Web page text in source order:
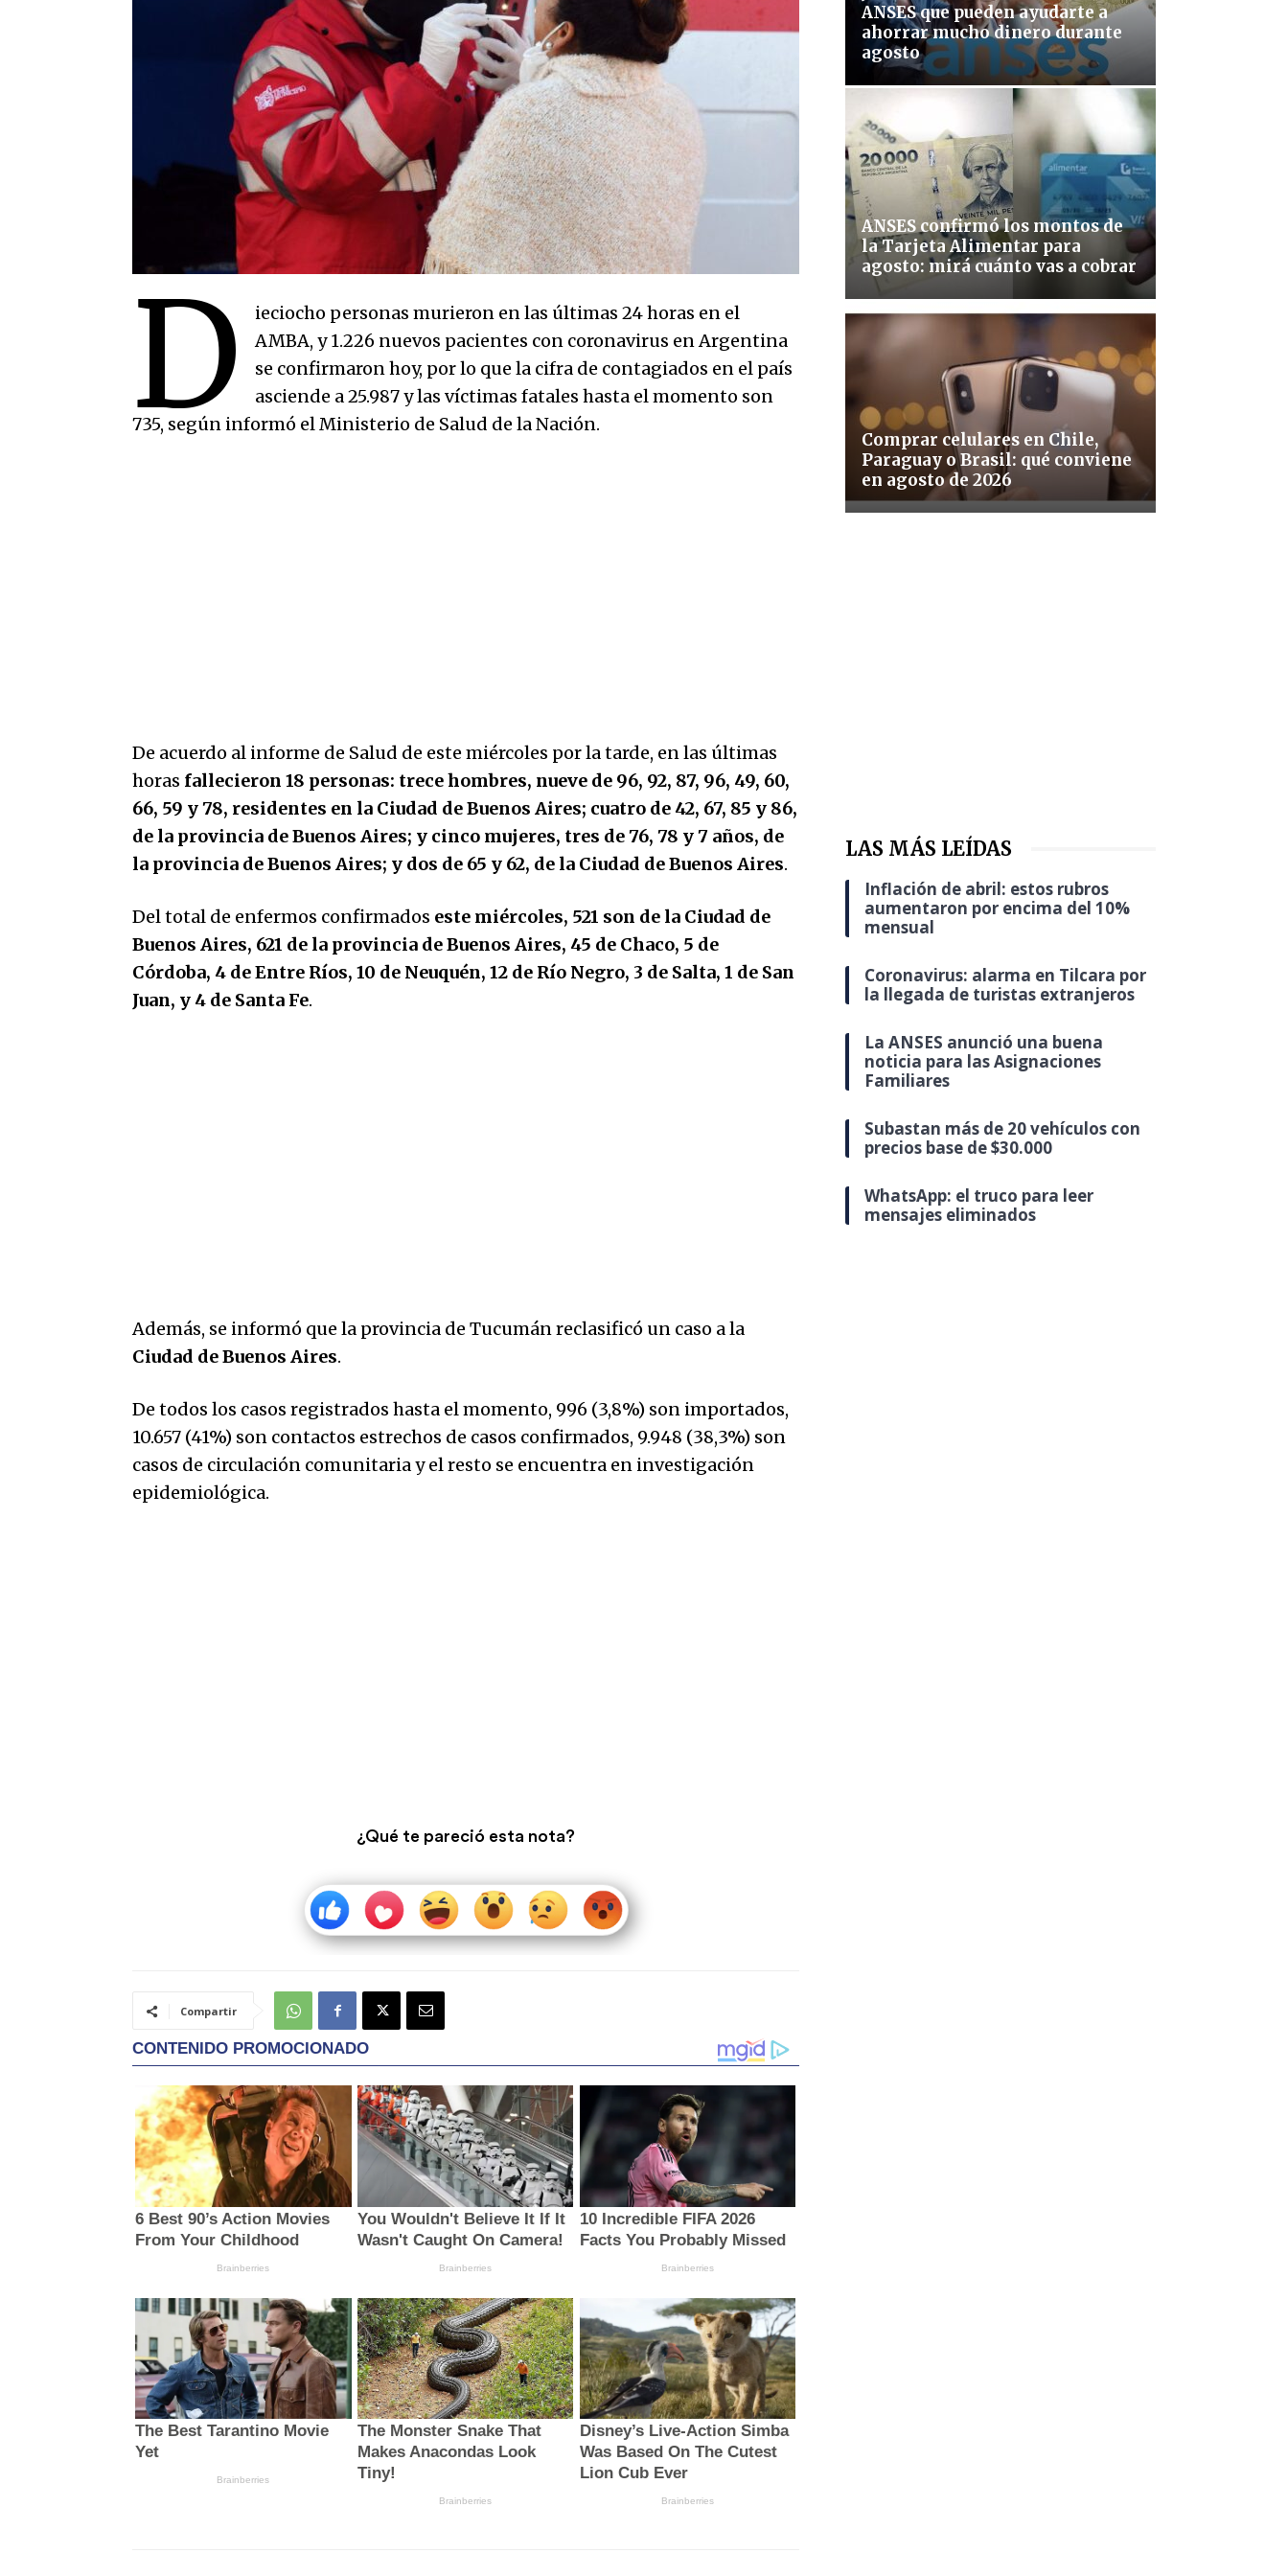
D
ieciocho personas murieron en las últimas 24 horas en el
AMBA, y 1.226 nuevos pacientes con coronavirus en Argentina
se confirmaron hoy, por lo que la cifra de contagiados en el país
asciende a 25.987 y las víctimas fatales hasta el momento son
735, según informó el Ministerio de Salud de la Nación.
De acuerdo al informe de Salud de este miércoles por la tarde, en las últimas
horas fallecieron 18 personas: trece hombres, nueve de 96, 92, 87, 96, 49, 60,
66, 59 y 78, residentes en la Ciudad de Buenos Aires; cuatro de 42, 67, 85 y 86,
de la provincia de Buenos Aires; y cinco mujeres, tres de 76, 78 y 7 años, de
la provincia de Buenos Aires; y dos de 65 y 62, de la Ciudad de Buenos Aires.
Del total de enfermos confirmados este miércoles, 521 son de la Ciudad de
Buenos Aires, 621 de la provincia de Buenos Aires, 45 de Chaco, 5 de
Córdoba, 4 de Entre Ríos, 10 de Neuquén, 12 de Río Negro, 3 de Salta, 1 de San
Juan, y 4 de Santa Fe.
Además, se informó que la provincia de Tucumán reclasificó un caso a la
Ciudad de Buenos Aires.
De todos los casos registrados hasta el momento, 996 (3,8%) son importados,
10.657 (41%) son contactos estrechos de casos confirmados, 9.948 (38,3%) son
casos de circulación comunitaria y el resto se encuentra en investigación
epidemiológica.
¿Qué te pareció esta nota?
Compartir
ANSES que pueden ayudarte a
ahorrar mucho dinero durante
agosto
ANSES confirmó los montos de
la Tarjeta Alimentar para
agosto: mirá cuánto vas a cobrar
Comprar celulares en Chile,
Paraguay o Brasil: qué conviene
en agosto de 2026
LAS MÁS LEÍDAS
Inflación de abril: estos rubros
aumentaron por encima del 10%
mensual
Coronavirus: alarma en Tilcara por
la llegada de turistas extranjeros
La ANSES anunció una buena
noticia para las Asignaciones
Familiares
Subastan más de 20 vehículos con
precios base de $30.000
WhatsApp: el truco para leer
mensajes eliminados